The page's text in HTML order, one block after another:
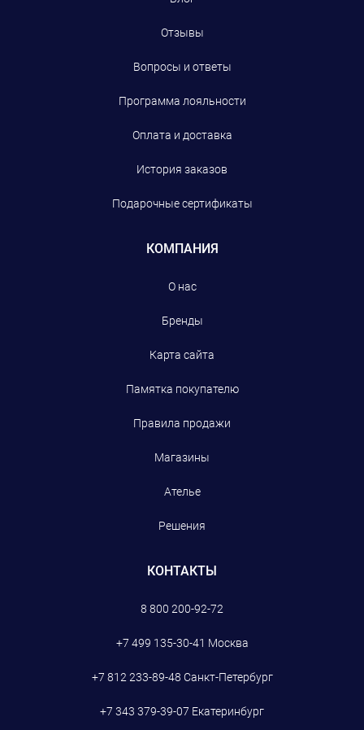
Отзывы
Вопросы и ответы
Программа лояльности
Оплата и доставка
История заказов
Подарочные сертификаты
КОМПАНИЯ
О нас
Бренды
Карта сайта
Памятка покупателю
Правила продажи
Магазины
Ателье
Решения
КОНТАКТЫ
8 800 200-92-72
+7 499 135-30-41 Москва
+7 812 233-89-48 Санкт-Петербург
+7 343 379-39-07 Екатеринбург